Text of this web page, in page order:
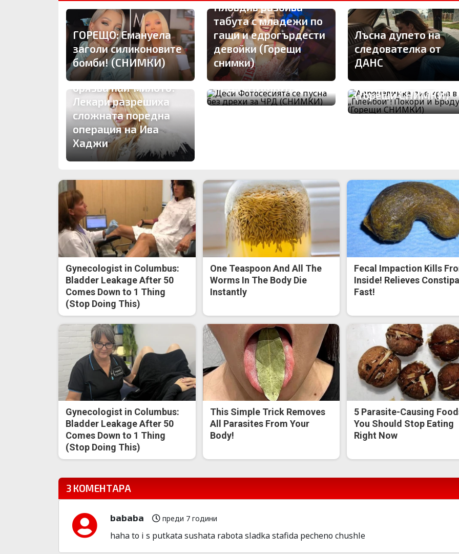
ГОРЕЩО: Емануела
заголи силиконовите
бомби! (СНИМКИ)
Пловдив разбива
табута с младежи по
гащи и едрогърдести
девойки (Горещи
снимки)
Лъсна дупето на
следователка от
ДАНС
Трансджендър си
орязва най-милото!
Лекари разрешиха
сложната поредна
операция на Ива
Хаджи
Деси Фотосесията се
пусна без дрехи за
ЧРД (СНИМКИ)
Адреналинка пие
кръв в „Плейбой“!
Покори и Бродуей
(Горещи СНИМКИ)
Gynecologist in Columbus:
Bladder Leakage After 50
Comes Down to 1 Thing
(Stop Doing This)
One Teaspoon And All The
Worms In The Body Die
Instantly
Fecal Impaction Kills
Inside! Relieves
Fast!
Gynecologist in Columbus:
Bladder Leakage After 50
Comes Down to 1 Thing
(Stop Doing This)
This Simple Trick Removes
All Parasites From Your
Body!
5 Parasite-Causing
You Should Stop Eating
Right Now
3 КОМЕНТАРА
bababa преди 7 години
haha to i s putkata sushata rabota sladka stafida pecheno chushle